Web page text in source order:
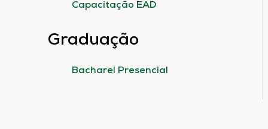
Capacitação EAD
Graduação
Bacharel Presencial